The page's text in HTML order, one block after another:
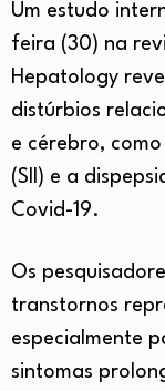
Um estudo
feira (30) na
Hepatology
distúrbios
e cérebro,
(SII) e a
Covid-19.
Os
transtornos
especialmente
sintomas